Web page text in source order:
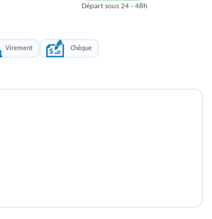
Départ sous 24 - 48h
Virement Chèque